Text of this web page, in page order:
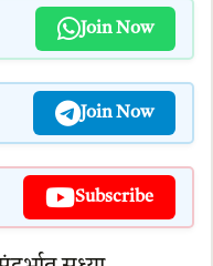
Join Now
Join Now
Subscribe